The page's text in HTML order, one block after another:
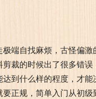
端自找麻烦，古怪偏
裁的时候出了很多错
到什么样的程度，才
正规，简单入门从初